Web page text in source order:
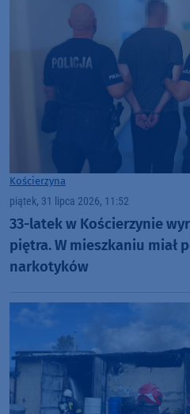
Kościerzyna
piątek, 31 lipca 2026, 11:52
33-latek w Kościerzynie
piętra. W mieszkaniu miał
narkotyków